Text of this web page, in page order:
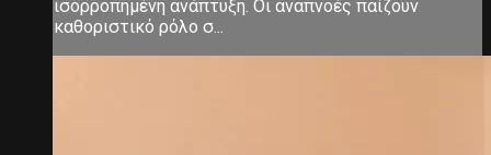
ισορροπημένη ανάπτυξη. Οι αναπνοές παίζουν
καθοριστικό ρόλο σ...